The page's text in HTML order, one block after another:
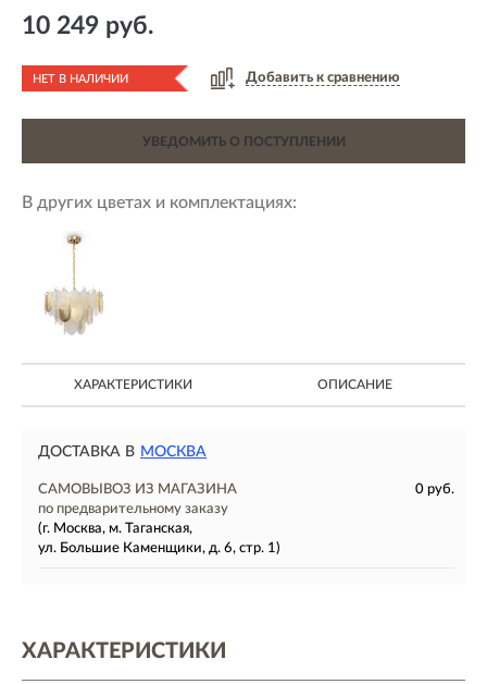
10 249 руб.
НЕТ В НАЛИЧИИ Добавить к сравнению
УВЕДОМИТЬ О ПОСТУПЛЕНИИ
В других цветах и комплектациях:
ХАРАКТЕРИСТИКИ ОПИСАНИЕ
ДОСТАВКА В МОСКВА
САМОВЫВОЗ ИЗ МАГАЗИНА
0 руб.
по предварительному заказу
(г. Москва, м. Таганская,
ул. Большие Каменщики, д. 6, стр. 1)
ХАРАКТЕРИСТИКИ